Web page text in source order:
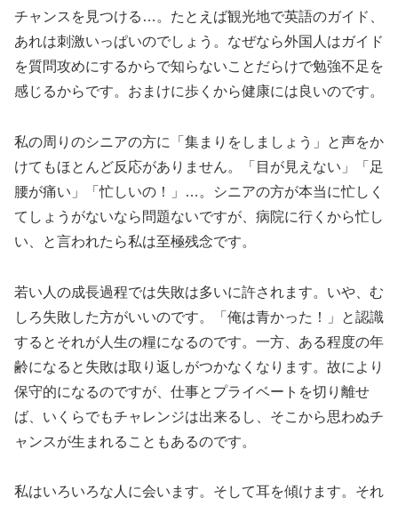
チャンスを見つける…。たとえば観光地で英語のガイド、
あれは刺激いっぱいのでしょう。なぜなら外国人はガイド
を質問攻めにするからで知らないことだらけで勉強不足を
感じるからです。おまけに歩くから健康には良いのです。
私の周りのシニアの方に「集まりをしましょう」と声をか
けてもほとんど反応がありません。「目が見えない」「足
腰が痛い」「忙しいの！」…。シニアの方が本当に忙しく
てしょうがないなら問題ないですが、病院に行くから忙し
い、と言われたら私は至極残念です。
若い人の成長過程では失敗は多いに許されます。いや、む
しろ失敗した方がいいのです。「俺は青かった！」と認識
するとそれが人生の糧になるのです。一方、ある程度の年
齢になると失敗は取り返しがつかなくなります。故により
保守的になるのですが、仕事とプライベートを切り離せ
ば、いくらでもチャレンジは出来るし、そこから思わぬチ
ャンスが生まれることもあるのです。
私はいろいろな人に会います。そして耳を傾けます。それ